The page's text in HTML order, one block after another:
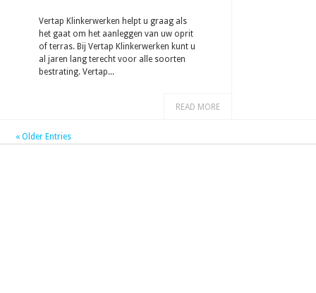
Vertap Klinkerwerken helpt u graag als
het gaat om het aanleggen van uw oprit
of terras. Bij Vertap Klinkerwerken kunt u
al jaren lang terecht voor alle soorten
bestrating. Vertap...
READ MORE
« Older Entries